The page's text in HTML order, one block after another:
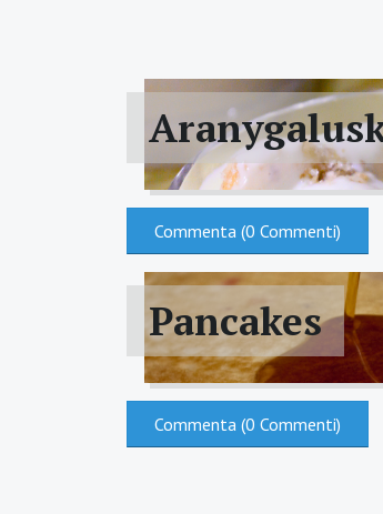
Commenta (0 Commenti)
Pancakes
Commenta (0 Commenti)